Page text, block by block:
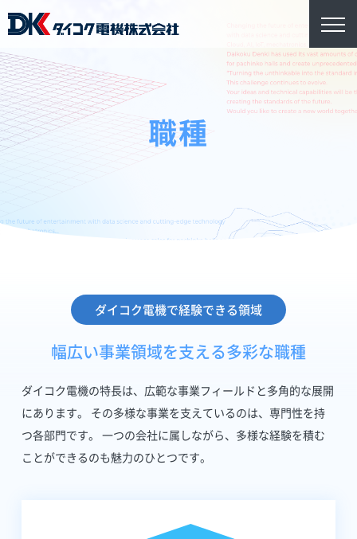
職種
ダイコク電機で経験できる領域
幅広い事業領域を支える多彩な職種
ダイコク電機の特長は、広範な事業フィールドと多角的な展開
にあります。
その多様な事業を支えているのは、専門性を持
つ各部門です。 一つの会社に属しながら、多様な経験を積む
ことができるのも魅力のひとつです。